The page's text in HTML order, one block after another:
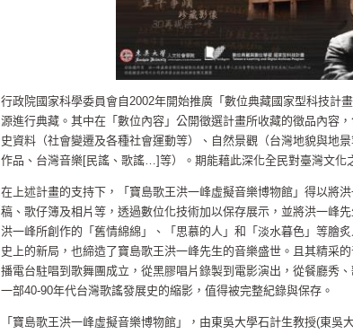
行政院國家科學委員會自2002年開始推廣「數位典藏國家型科技計
源進行典藏。其中在「數位內容」公開徵選計畫所收藏的徵品內容
史資料（社會變遷及各種社會運動等）、自然景觀（台灣地貌與地
作品、台灣音樂[民謠、歌謠…]等）。期能藉此深化全民對臺灣文化
在上述計畫的支持下，「寶島歌王洪一峰虛擬音樂博物館」得以將
稿、歌仔簿及相片等，透過數位化技術加以保存展示，並將洪一峰
洪一峰所創作的「舊情綿綿」、「思慕的人」和「淡水暮色」等膾
史上的新局，也締造了寶島歌王洪一峰先生的音樂盛世。且其精采
播電台駐唱到歌舞團成立，從黑膠唱片錄製到電影演出，從餐廳秀
一部40-90年代台灣歌謠發展史的縮影，值得被完整紀錄與保存。
「寶島歌王洪一峰虛擬音樂博物館」，由東吳大學石計生教授(東吳